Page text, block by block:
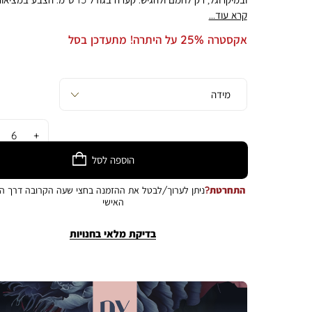
עשוי להיות שונה מהמוצג בתמונה
קרא עוד...
אקסטרה 25% על היתרה! מתעדכן בסל
הוספה לסל
התחרטת?ניתן לערוך/לבטל את ההזמנה בחצי שעה הקרובה דרך
האישי
בדיקת מלאי בחנויות